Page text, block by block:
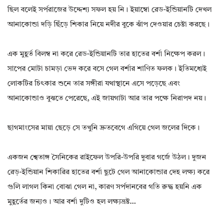
ছিল বলেই সর্পরাজের উদ্দেশ্য সফল হয় নি। ইয়াম্বো রেড-ইন্ডিয়ানটি দেখল
আনাকোন্ডা দড়ি ছিঁড়ে শিকার নিয়ে নদীর বুকে ঝাঁপ দেওয়ার চেষ্টা করছে।
এক মুহূর্ত বিলম্ব না করে রেড-ইন্ডিয়ানটি তার হাতের বর্শা নিক্ষেপ করল।
সাপের মোটা চামড়া ভেদ করে বসে গেল বর্শার শাণিত ফলক। ইতিমধ্যেই
লোকটির চিৎকার শুনে তার সঙ্গীরা যথাস্থানে এসে পড়েছে এবং
আনাকোন্ডাও বুঝতে পেরেছে, এই জায়গাটা আর তার পক্ষে নিরাপদ নয়।
ছাগমাংসের মায়া ছেড়ে সে তখুনি দ্রুতবেগে এগিয়ে গেল জলের দিকে।
একজন শ্বেতাঙ্গ সৈনিকের রাইফেল উপরি-উপরি দুবার গর্জে উঠল। দুজন
রেড়-ইন্ডিয়ান শিকারির হাতের বর্শা ছুটে গেল আনাকোন্ডার দেহ লক্ষ্য করে
গুলি লাগল কিনা বোঝা গেল না, কারণ সর্পদানবের গতি রুদ্ধ হয়নি এক
মুহূর্তের জন্যও। আর বর্শা দুটিও হল লক্ষ্যভ্রষ্ট…